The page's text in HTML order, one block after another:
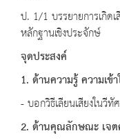
ป. 1/1 บรรยายการเกิด
หลักฐานเชิงประจักษ์
จุดประสงค์
1. ด้านความรู้ ความเข้
- บอกวิธีเลียนเสียงในวี
2. ด้านคุณลักษณะ เจ